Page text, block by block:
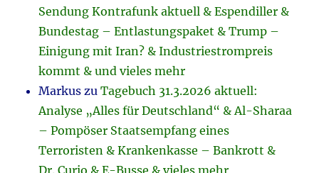
Sendung Kontrafunk aktuell & Espendiller &
Bundestag – Entlastungspaket & Trump –
Einigung mit Iran? & Industriestrompreis
kommt & und vieles mehr
Markus zuTagebuch 31.3.2026 aktuell:
Analyse „Alles für Deutschland“ & Al-Sharaa
– Pompöser Staatsempfang eines
Terroristen & Krankenkasse – Bankrott &